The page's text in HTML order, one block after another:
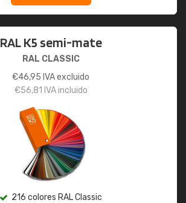
RAL K5 semi-mate
RAL CLASSIC
€46,95 IVA excluido
€56,81 IVA incluido
216 colores RAL Classic